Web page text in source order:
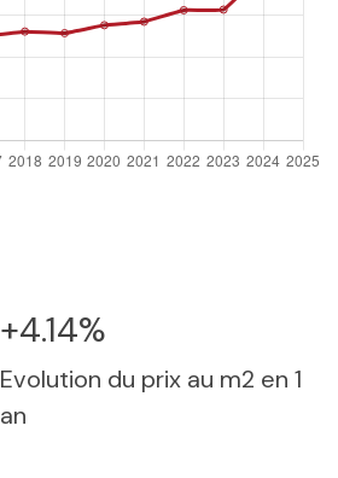
+4.14%
Evolution du prix au m2 en 1
an